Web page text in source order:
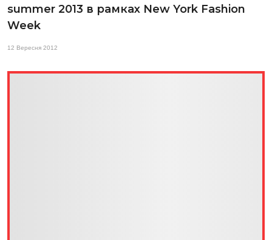
summer 2013 в рамках New York Fashion
Week
12 Вересня 2012